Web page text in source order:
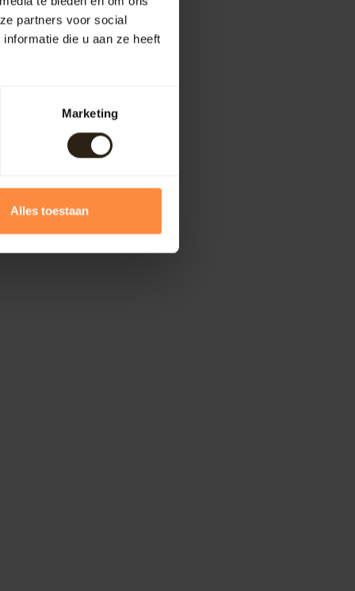
partners voor social
die u aan ze heeft
Marketing
Alles toestaan